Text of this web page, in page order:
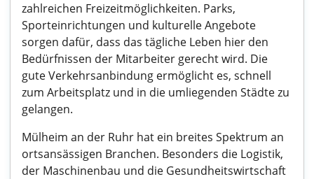
zahlreichen Freizeitmöglichkeiten. Parks,
Sporteinrichtungen und kulturelle Angebote
sorgen dafür, dass das tägliche Leben hier den
Bedürfnissen der Mitarbeiter gerecht wird. Die
gute Verkehrsanbindung ermöglicht es, schnell
zum Arbeitsplatz und in die umliegenden Städte zu
gelangen.
Mülheim an der Ruhr hat ein breites Spektrum an
ortsansässigen Branchen. Besonders die Logistik,
der Maschinenbau und die Gesundheitswirtschaft